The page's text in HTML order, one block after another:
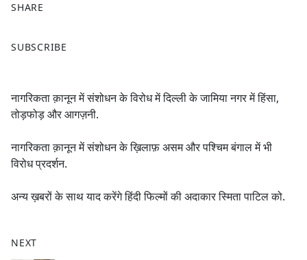
SHARE
a
b
o
k
SUBSCRIBE
नागरिकता क़ानून में संशोधन के विरोध में दिल्ली के जामिया नगर में हिंसा,
तोड़फोड़ और आगज़नी.
नागरिकता क़ानून में संशोधन के ख़िलाफ़ असम और पश्चिम बंगाल में भी
विरोध प्रदर्शन.
अन्य ख़बरों के साथ याद करेंगे हिंदी फिल्मों की अदाकार स्मिता पाटिल को.
NEXT